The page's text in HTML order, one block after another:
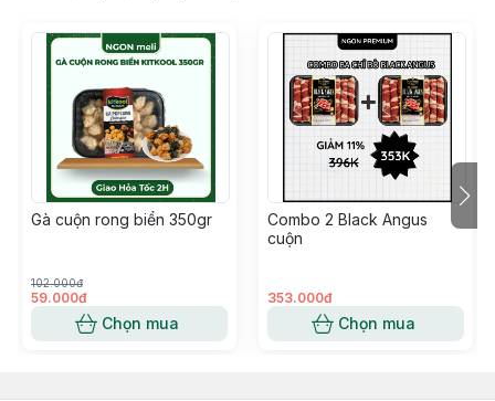
Gà cuộn rong biển 350gr
102.000đ
59.000đ
Chọn mua
Combo 2 Black Angus
cuộn
353.000đ
Chọn mua